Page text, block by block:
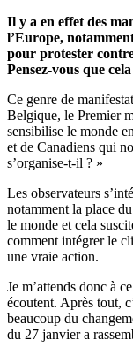
Il y a en effet des
l’Europe,
pour protester
Pensez-vous que
Ce genre de
Belgique, le Premier
sensibilise le monde
et de Canadiens qui
s’organise-t-il ? »
Les observateurs
notamment la place
le monde et cela
comment intégrer le
une vraie action.
Je m’attends donc à
écoutent. Après tout,
beaucoup du
du 27 janvier a